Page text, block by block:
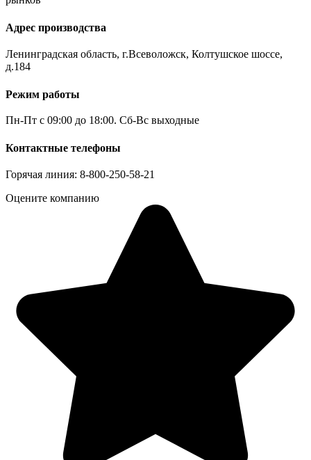
Адрес производства
Ленинградская область, г.Всеволожск, Колтушское шоссе,
д.184
Режим работы
Пн-Пт с 09:00 до 18:00. Сб-Вс выходные
Контактные телефоны
Горячая линия: 8-800-250-58-21
Оцените компанию